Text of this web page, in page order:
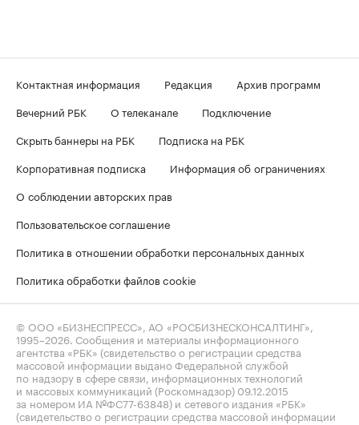
Контактная информация Редакция
Архив программ
Вечерний РБК
О телеканале
Подключение
Скрыть баннеры на РБК
Подписка на РБК
Корпоративная подписка
Информация об ограничениях
О соблюдении авторских прав
Пользовательское соглашение
Политика в отношении обработки персональных данных
Политика обработки файлов cookie
© ООО «БИЗНЕСПРЕСС», АО «РОСБИЗНЕСКОНСАЛТИНГ»,
1995–2026. Сообщения и материалы информационного
агентства «РБК» (свидетельство о регистрации средства
массовой информации выдано Федеральной службой
по надзору в сфере связи, информационных технологий
и массовых коммуникаций (Роскомнадзор) 09.12.2015
за номером ИА №ФС77-63848) и сетевого издания «РБК»
(свидетельство о регистрации средства массовой информации